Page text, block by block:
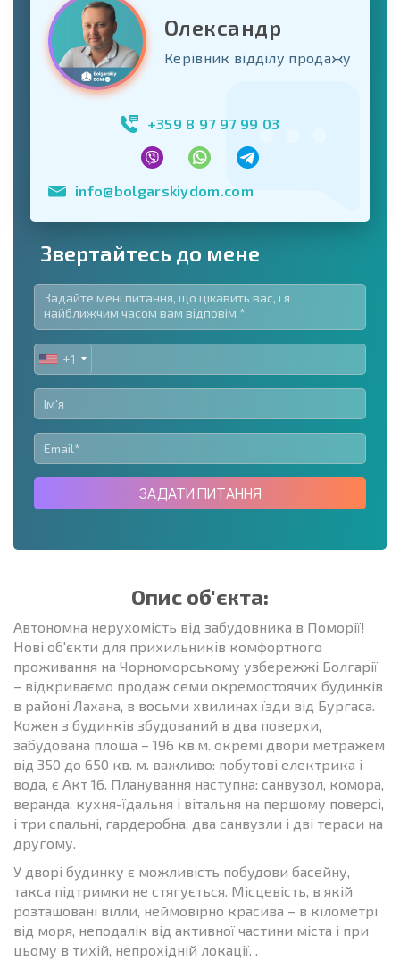
Олександр
Керівник відділу продажу
+359 8 97 97 99 03
info@bolgarskiydom.com
Звертайтесь до мене
UNITED
STATES
+1
+1
ЗАДАТИ ПИТАННЯ
Опис об'єкта:
Автономна нерухомість від забудовника в Поморії!
Нові об'єкти для прихильників комфортного
проживання на Чорноморському узбережжі Болгарії
– відкриваємо продаж семи окремостоячих будинків
в районі Лахана, в восьми хвилинах їзди від Бургаса.
Кожен з будинків збудований в два поверхи,
забудована площа – 196 кв.м. окремі двори метражем
від 350 до 650 кв. м. важливо: побутові електрика і
вода, є Акт 16. Планування наступна: санвузол, комора,
веранда, кухня-їдальня і вітальня на першому поверсі,
і три спальні, гардеробна, два санвузли і дві тераси на
другому.
У дворі будинку є можливість побудови басейну,
такса підтримки не стягується. Місцевість, в якій
розташовані вілли, неймовірно красива – в кілометрі
від моря, неподалік від активної частини міста і при
цьому в тихій, непрохідній локації. .